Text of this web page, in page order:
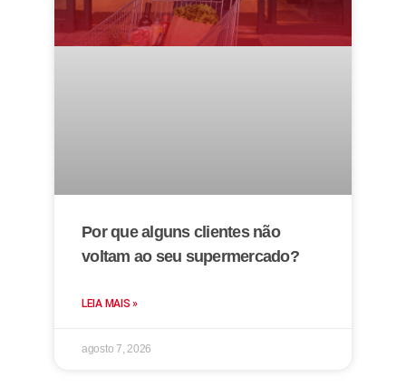
Por que alguns clientes não
voltam ao seu supermercado?
LEIA MAIS »
agosto 7, 2026